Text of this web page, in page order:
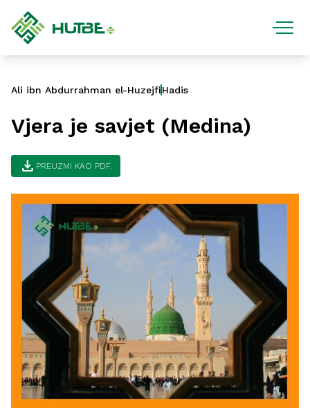
Ali ibn Abdurrahman el-HuzejfiHadis
Vjera je savjet (Medina)
download PREUZMI KAO PDF.